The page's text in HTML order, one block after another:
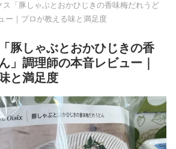
ス「豚しゃぶとおかひじきの香味梅だれうど
ー｜プロが教える味と満足度
豚しゃぶとおかひじきの香
」調理師の本音レビュー｜
と満足度